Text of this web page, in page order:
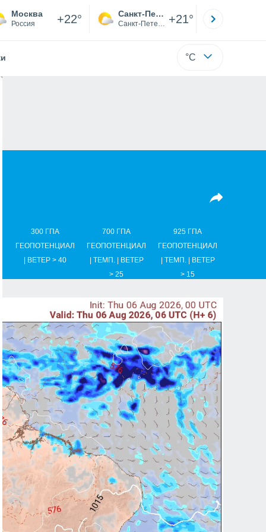
Москва
Россия +22° Санкт-Петербург
Санкт-Петербург +21°
°C
300 ГПА
ГЕОПОТЕНЦИАЛ
| ВЕТЕР > 40
700 ГПА
ГЕОПОТЕНЦИАЛ
| ТЕМП. | ВЕТЕР
> 25
925 ГПА
ГЕОПОТЕНЦИАЛ
| ТЕМП. | ВЕТЕР
> 15